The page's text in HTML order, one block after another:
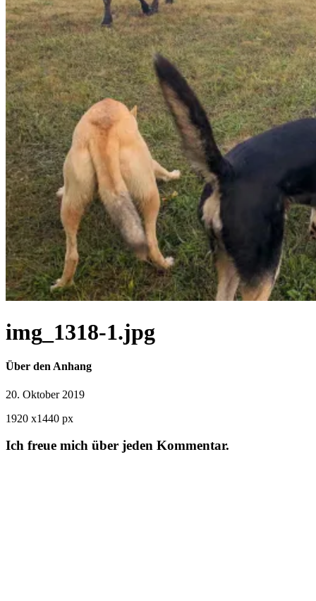
img_1318-1.jpg
Über den Anhang
20. Oktober 2019
1920 x1440 px
Ich freue mich über jeden Kommentar.